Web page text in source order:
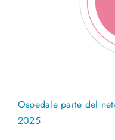
Ospedale parte del
2025